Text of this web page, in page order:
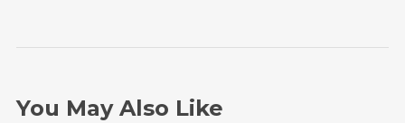
You May Also Like